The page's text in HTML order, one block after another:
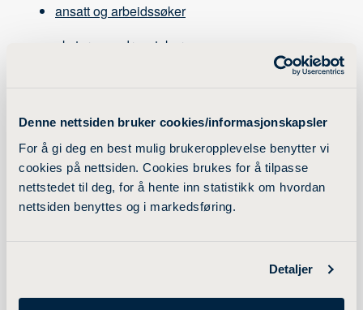
Denne nettsiden bruker cookies/informasjonskapsler
For å gi deg en best mulig brukeropplevelse benytter vi
cookies på nettsiden. Cookies brukes for å tilpasse
nettstedet til deg, for å hente inn statistikk om hvordan
nettsiden benyttes og i markedsføring.
Detaljer
ansatt og arbeidssøker
ekstern oppdragstaker
Informasjon om
personvern og cookies